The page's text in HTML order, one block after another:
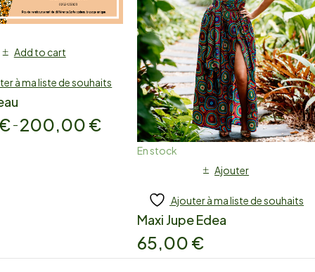
Add to cart
à ma liste de souhaits
– 200,00 €
En stock
Ajouter
Ajouter à ma liste de souhaits
Maxi Jupe Edea
65,00 €